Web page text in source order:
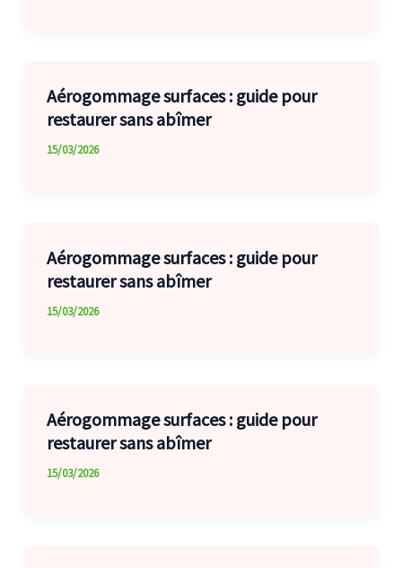
Aérogommage surfaces : guide pour
restaurer sans abîmer
15/03/2026
Aérogommage surfaces : guide pour
restaurer sans abîmer
15/03/2026
Aérogommage surfaces : guide pour
restaurer sans abîmer
15/03/2026